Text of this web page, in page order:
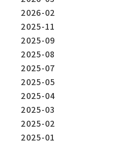
2026-02
2025-11
2025-09
2025-08
2025-07
2025-05
2025-04
2025-03
2025-02
2025-01